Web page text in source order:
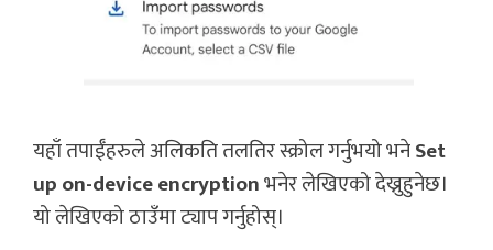
यहाँ तपाईँहरुले अलिकति तलतिर स्क्रोल गर्नुभयो भनेSet
up on-device encryptionभनेर लेखिएको देख्नुहुनेछ।
यो लेखिएको ठाउँमा ट्याप गर्नुहोस्।